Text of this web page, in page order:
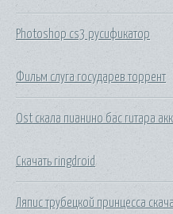
Photoshop cs3 русификатор
Фильм слуга государев торрент
Ost скала пианино бас гитара
Скачать ringdroid
Ляпис трубецкой принцесса